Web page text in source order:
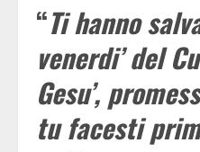
“Ti hanno
venerdi’ del
Gesu’,
tu facesti